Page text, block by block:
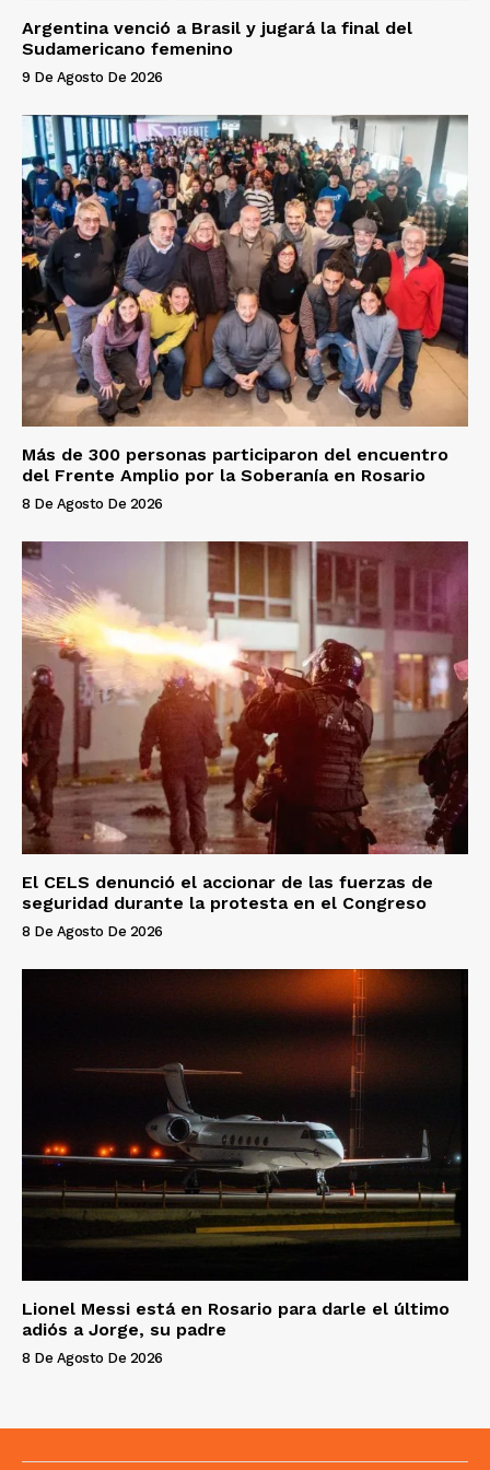
Argentina venció a Brasil y jugará la final del
Sudamericano femenino
9 De Agosto De 2026
Más de 300 personas participaron del encuentro
del Frente Amplio por la Soberanía en Rosario
8 De Agosto De 2026
El CELS denunció el accionar de las fuerzas de
seguridad durante la protesta en el Congreso
8 De Agosto De 2026
Lionel Messi está en Rosario para darle el último
adiós a Jorge, su padre
8 De Agosto De 2026